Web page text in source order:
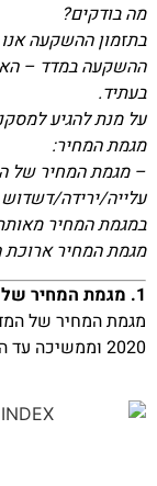
מה בודקים?
בתזמון ההשקעה
ההשקעה במדד –
בעתיד.
על מנת להגיע
מגמת המחיר:
– מגמת המחיר של
עלייה/ירידה/דשדוש
במגמת המחיר
מגמת המחיר ארוכת
1. מגמת המחיר של המדד: עליה
מגמת המחיר של
2020 וממשיכה עד היום.